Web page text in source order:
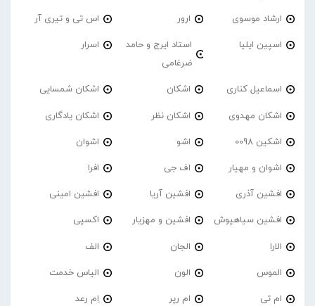
ارشاد موسوی ارور اس تی و تیری آر
اسپین ایلیا
استاد ایرج و حامد
ضرغامی
اسرار
اسماعیل کناری اشکان اشکان شمسایی
اشکان مهدوی اشکان نظر اشکان یادگاری
اشکین 0098 اشو اشوان
اشوان و مهیار اف جی افرا
افشین آذری افشین آریا افشین امینی
افشین سیاهپوش افشین و مهزیار اکسپی
الارا الجان الف
الموس الون الیاس خدمت
ام تی ام رپر اِم رعد